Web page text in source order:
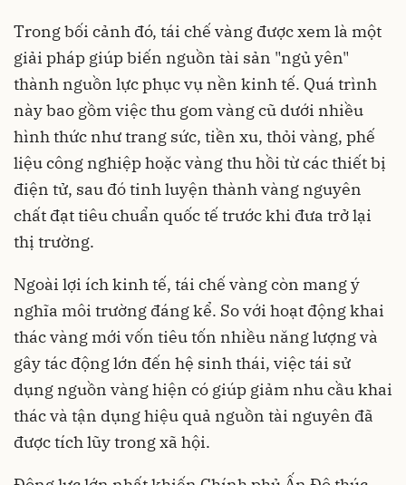
Trong bối cảnh đó, tái chế vàng được xem là một
giải pháp giúp biến nguồn tài sản "ngủ yên"
thành nguồn lực phục vụ nền kinh tế. Quá trình
này bao gồm việc thu gom vàng cũ dưới nhiều
hình thức như trang sức, tiền xu, thỏi vàng, phế
liệu công nghiệp hoặc vàng thu hồi từ các thiết bị
điện tử, sau đó tinh luyện thành vàng nguyên
chất đạt tiêu chuẩn quốc tế trước khi đưa trở lại
thị trường.
Ngoài lợi ích kinh tế, tái chế vàng còn mang ý
nghĩa môi trường đáng kể. So với hoạt động khai
thác vàng mới vốn tiêu tốn nhiều năng lượng và
gây tác động lớn đến hệ sinh thái, việc tái sử
dụng nguồn vàng hiện có giúp giảm nhu cầu khai
thác và tận dụng hiệu quả nguồn tài nguyên đã
được tích lũy trong xã hội.